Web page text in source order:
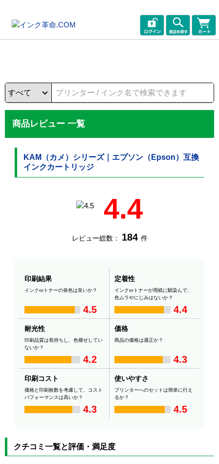
商品レビュー 一覧
KAM（カメ）シリーズ｜エプソン（Epson）互換
インクカートリッジ
4.4
レビュー総数： 184 件
印刷結果
インクorトナーの発色は良いか？
4.5
定着性
インクorトナーが用紙に馴染んで、
色ムラやにじみはないか？
4.4
耐光性
印刷品質は長持ちし、色褪せしてい
ないか？
4.2
価格
商品の価格は適正か？
4.3
印刷コスト
価格と印刷枚数を考慮して、コスト
パフォーマンスは高いか？
4.3
使いやすさ
プリンターへのセットは簡単に行え
るか？
4.5
クチコミ一覧と評価・満足度